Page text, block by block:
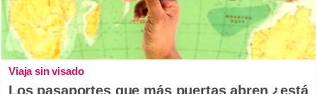
Viaja sin visado
Los pasaportes que más puertas abren ¿está